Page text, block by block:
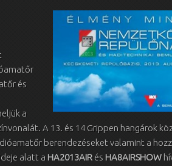
és
a
A 13. és 14 Grippen hangárok
berendezéseket valamint a
alatt a HA2013AIR és HA8AIRSHOW